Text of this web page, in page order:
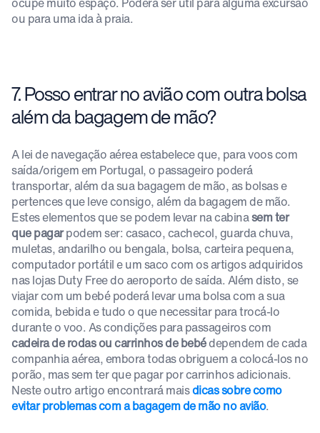
ou para uma ida à praia.
7. Posso entrar no avião com outra bolsa
além da bagagem de mão?
A lei de navegação aérea estabelece que, para voos com
saída/origem em Portugal, o passageiro poderá
transportar, além da sua bagagem de mão, as bolsas e
pertences que leve consigo, além da bagagem de mão.
Estes elementos que se podem levar na cabinasem ter
que pagarpodem ser: casaco, cachecol, guarda chuva,
muletas, andarilho ou bengala, bolsa, carteira pequena,
computador portátil e um saco com os artigos adquiridos
nas lojas Duty Free do aeroporto de saída. Além disto, se
viajar com um bebé poderá levar uma bolsa com a sua
comida, bebida e tudo o que necessitar para trocá-lo
durante o voo. As condições para passageiros com
cadeira de rodas ou carrinhos de bebédependem de cada
companhia aérea, embora todas obriguem a colocá-los no
porão, mas sem ter que pagar por carrinhos adicionais.
Neste outro artigo encontrará maisdicas sobre como
evitar problemas com a bagagem de mão no avião.